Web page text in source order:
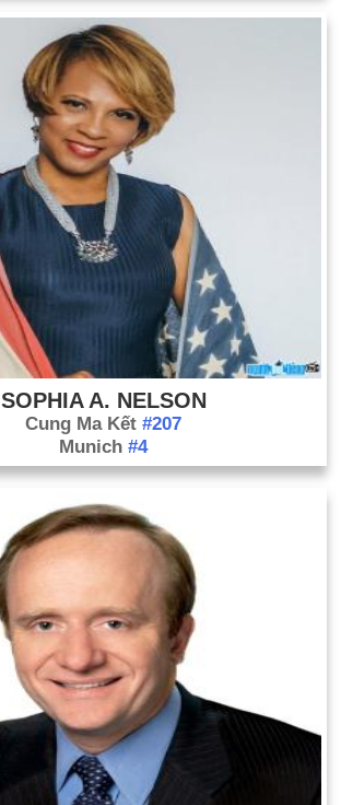
SOPHIA A. NELSON
Cung Ma Kết #207
Munich #4